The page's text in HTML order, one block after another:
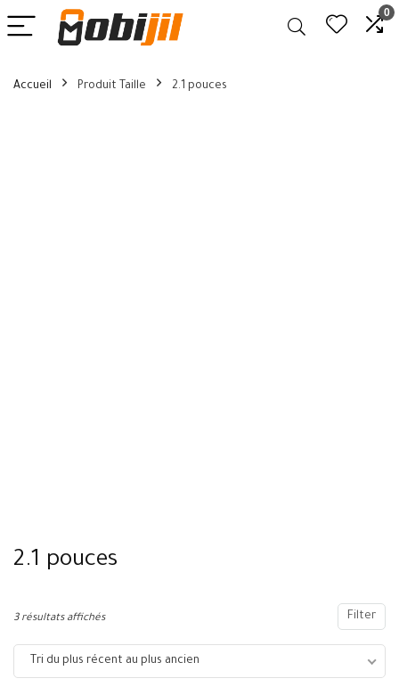
0
Accueil Produit Taille 2.1 pouces
2.1 pouces
Filter
3 résultats affichés
Tri du plus récent au plus ancien